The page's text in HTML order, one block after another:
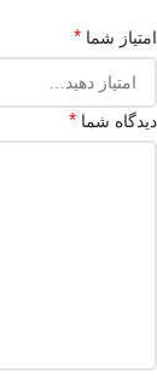
امتیاز شما *
دیدگاه شما *